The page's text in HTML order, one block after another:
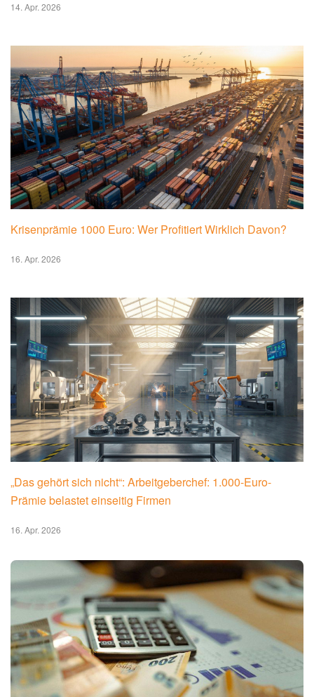
14. Apr. 2026
Krisenprämie 1000 Euro: Wer Profitiert Wirklich Davon?
16. Apr. 2026
„Das gehört sich nicht“: Arbeitgeberchef: 1.000-Euro-
Prämie belastet einseitig Firmen
16. Apr. 2026